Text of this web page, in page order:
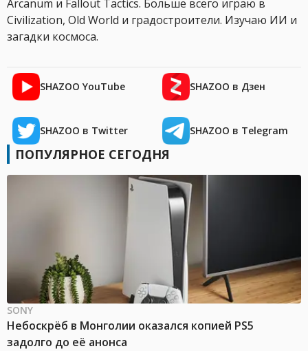
Arcanum и Fallout Tactics. Больше всего играю в
Civilization, Old World и градостроители. Изучаю ИИ и
загадки космоса.
SHAZOO YouTube SHAZOO в Дзен
SHAZOO в Twitter SHAZOO в Telegram
ПОПУЛЯРНОЕ СЕГОДНЯ
SONY
Небоскрёб в Монголии оказался копией PS5
задолго до её анонса